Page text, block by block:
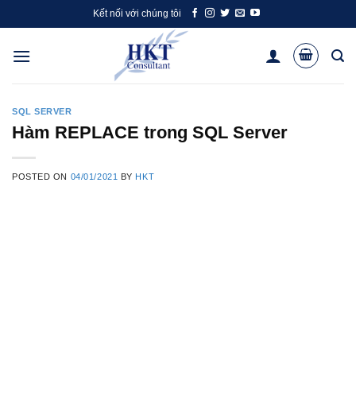
to
content
Kết nối với chúng tôi
SQL SERVER
Hàm REPLACE trong SQL Server
POSTED ON 04/01/2021 BY HKT